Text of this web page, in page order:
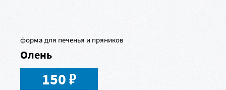
форма для печенья и пряников
Олень
150в